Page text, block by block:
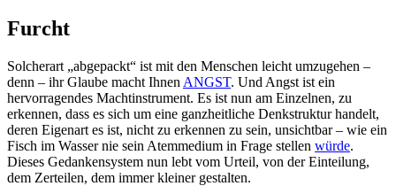
Furcht
Solcherart „abgepackt“ ist mit den Menschen leicht umzugehen –
denn – ihr Glaube macht Ihnen ANGST. Und Angst ist ein
hervorragendes Machtinstrument. Es ist nun am Einzelnen, zu
erkennen, dass es sich um eine ganzheitliche Denkstruktur handelt,
deren Eigenart es ist, nicht zu erkennen zu sein, unsichtbar – wie ein
Fisch im Wasser nie sein Atemmedium in Frage stellen würde.
Dieses Gedankensystem nun lebt vom Urteil, von der Einteilung,
dem Zerteilen, dem immer kleiner gestalten.